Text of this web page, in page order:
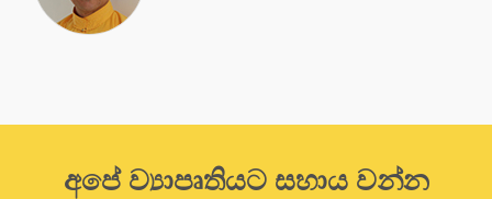
අපේ ව්‍යාපෘතියට සහාය වන්න